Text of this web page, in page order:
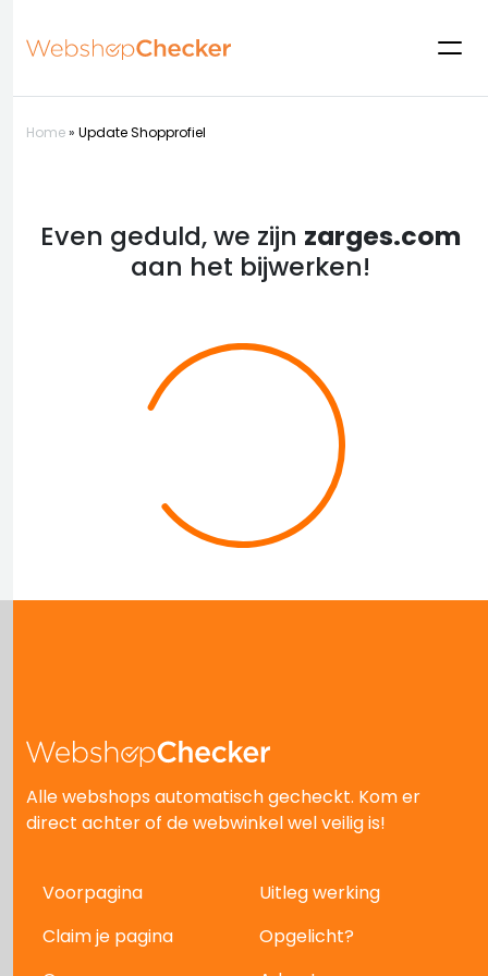
Home» Update Shopprofiel
Even geduld, we zijn zarges.com
aan het bijwerken!
Alle webshops automatisch gecheckt. Kom er
direct achter of de webwinkel wel veilig is!
Voorpagina
Uitleg werking
Claim je pagina
Opgelicht?